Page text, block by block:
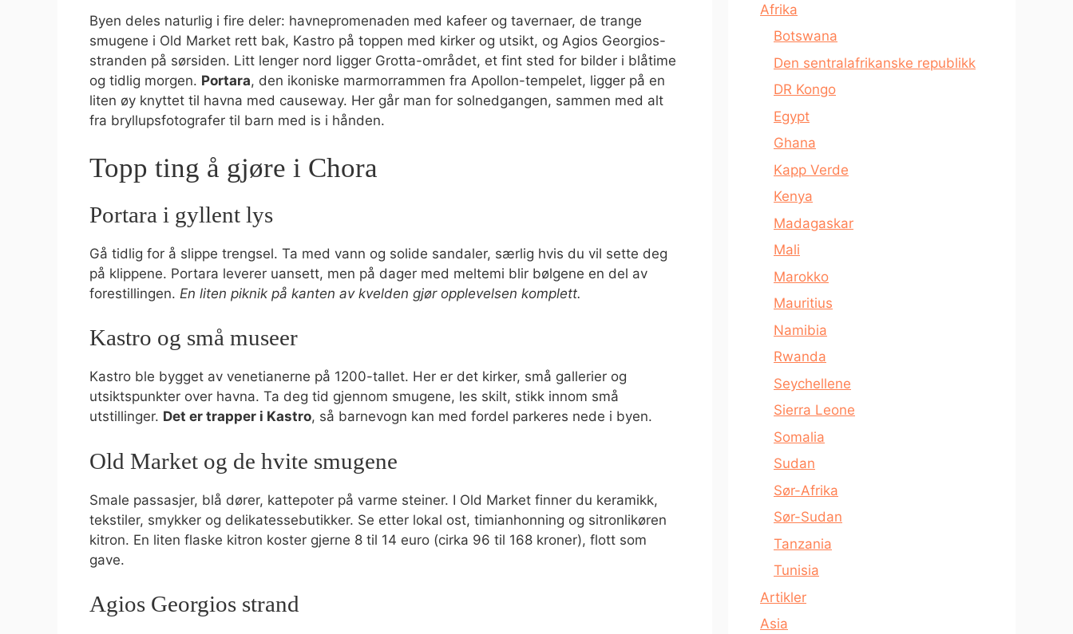
Byen deles naturlig i fire deler: havnepromenaden med kafeer og tavernaer, de trange
smugene i Old Market rett bak, Kastro på toppen med kirker og utsikt, og Agios Georgios-
stranden på sørsiden. Litt lenger nord ligger Grotta-området, et fint sted for bilder i blåtime
og tidlig morgen. Portara, den ikoniske marmorrammen fra Apollon-tempelet, ligger på en
liten øy knyttet til havna med causeway. Her går man for solnedgangen, sammen med alt
fra bryllupsfotografer til barn med is i hånden.
Topp ting å gjøre i Chora
Portara i gyllent lys
Gå tidlig for å slippe trengsel. Ta med vann og solide sandaler, særlig hvis du vil sette deg
på klippene. Portara leverer uansett, men på dager med meltemi blir bølgene en del av
forestillingen. En liten piknik på kanten av kvelden gjør opplevelsen komplett.
Kastro og små museer
Kastro ble bygget av venetianerne på 1200-tallet. Her er det kirker, små gallerier og
utsiktspunkter over havna. Ta deg tid gjennom smugene, les skilt, stikk innom små
utstillinger. Det er trapper i Kastro, så barnevogn kan med fordel parkeres nede i byen.
Old Market og de hvite smugene
Smale passasjer, blå dører, kattepoter på varme steiner. I Old Market finner du keramikk,
tekstiler, smykker og delikatessebutikker. Se etter lokal ost, timianhonning og sitronlikøren
kitron. En liten flaske kitron koster gjerne 8 til 14 euro (cirka 96 til 168 kroner), flott som
gave.
Agios Georgios strand
Afrika
Botswana
Den sentralafrikanske republikk
DR Kongo
Egypt
Ghana
Kapp Verde
Kenya
Madagaskar
Mali
Marokko
Mauritius
Namibia
Rwanda
Seychellene
Sierra Leone
Somalia
Sudan
Sør-Afrika
Sør-Sudan
Tanzania
Tunisia
Artikler
Asia